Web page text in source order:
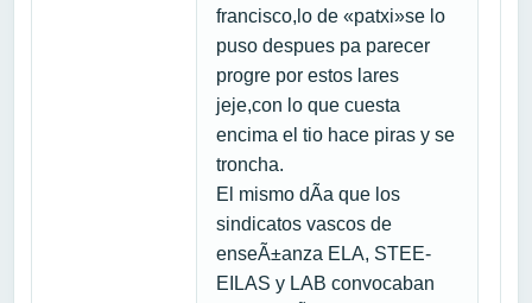
francisco,lo de «patxi»se lo
puso despues pa parecer
progre por estos lares
jeje,con lo que cuesta
encima el tio hace piras y se
troncha.
El mismo dÃ­a que los
sindicatos vascos de
enseÃ±anza ELA, STEE-
EILAS y LAB convocaban